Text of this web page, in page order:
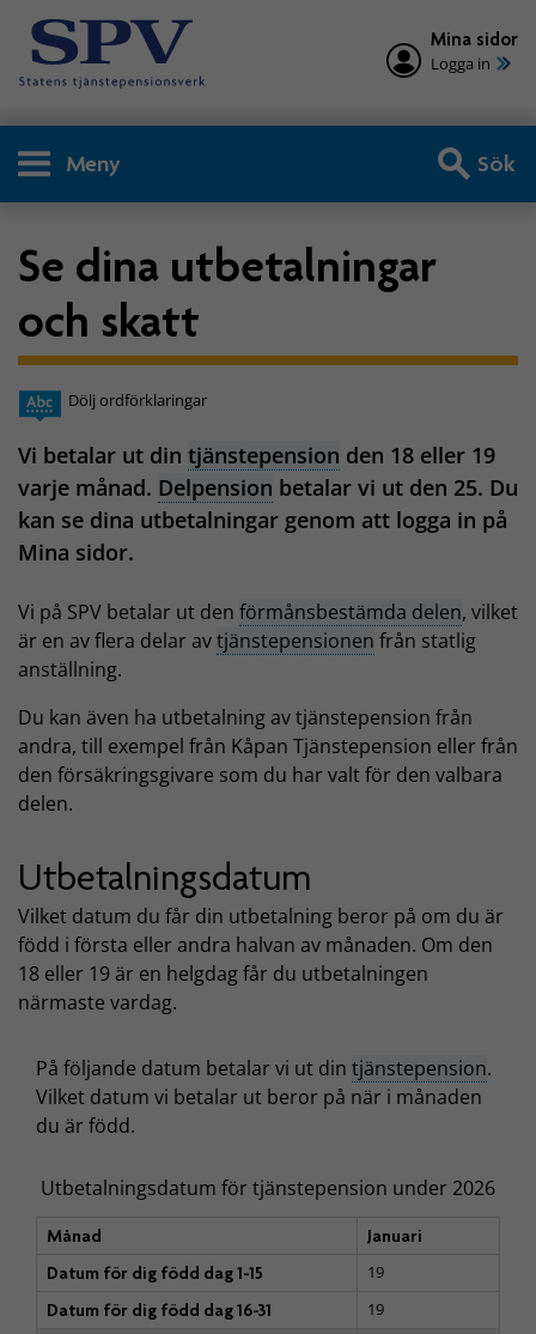
Mina sidor
Logga in
Meny Sök
Se dina utbetalningar
och skatt
Dölj ordförklaringar
Vi betalar ut din tjänstepension den 18 eller 19
varje månad. Delpension betalar vi ut den 25. Du
kan se dina utbetalningar genom att logga in på
Mina sidor.
Vi på SPV betalar ut den förmånsbestämda delen, vilket
är en av flera delar avtjänstepensionen från statlig
anställning.
Du kan även ha utbetalning av tjänstepension från
andra, till exempel från Kåpan Tjänstepension eller från
den försäkringsgivare som du har valt för den valbara
delen.
Utbetalningsdatum
Vilket datum du får din utbetalning beror på om du är
född i första eller andra halvan av månaden. Om den
18 eller 19 är en helgdag får du utbetalningen
närmaste vardag.
På följande datum betalar vi ut din tjänstepension.
Vilket datum vi betalar ut beror på när i månaden
du är född.
Utbetalningsdatum för tjänstepension under 2026
Månad
Januari
Datum för dig född dag 1-15
19
Datum för dig född dag 16-31
19